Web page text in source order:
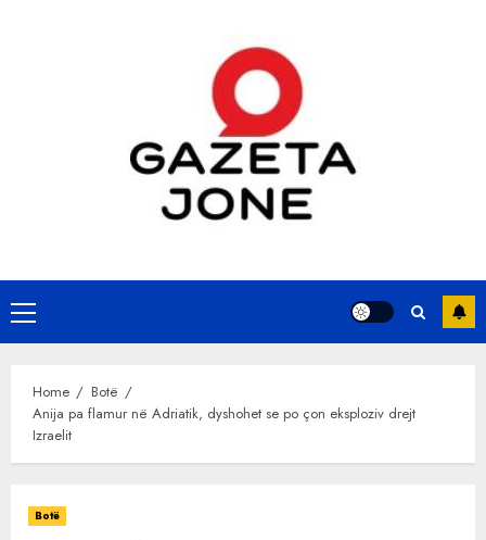
Primary
Menu
Home
Botë
Anija pa flamur në Adriatik, dyshohet se po çon eksploziv drejt
Izraelit
Botë